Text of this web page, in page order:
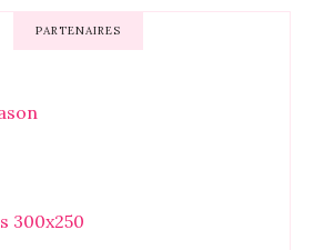
PARTENAIRES